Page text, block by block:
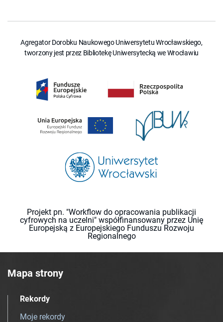
Agregator Dorobku Naukowego Uniwersytetu Wrocławskiego,
tworzony jest przez Bibliotekę Uniwersytecką we Wrocławiu
Projekt pn. "Workflow do opracowania publikacji
cyfrowych na uczelni" współfinansowany przez Unię
Europejską z Europejskiego Funduszu Rozwoju
Regionalnego
Mapa strony
Rekordy
Moje rekordy